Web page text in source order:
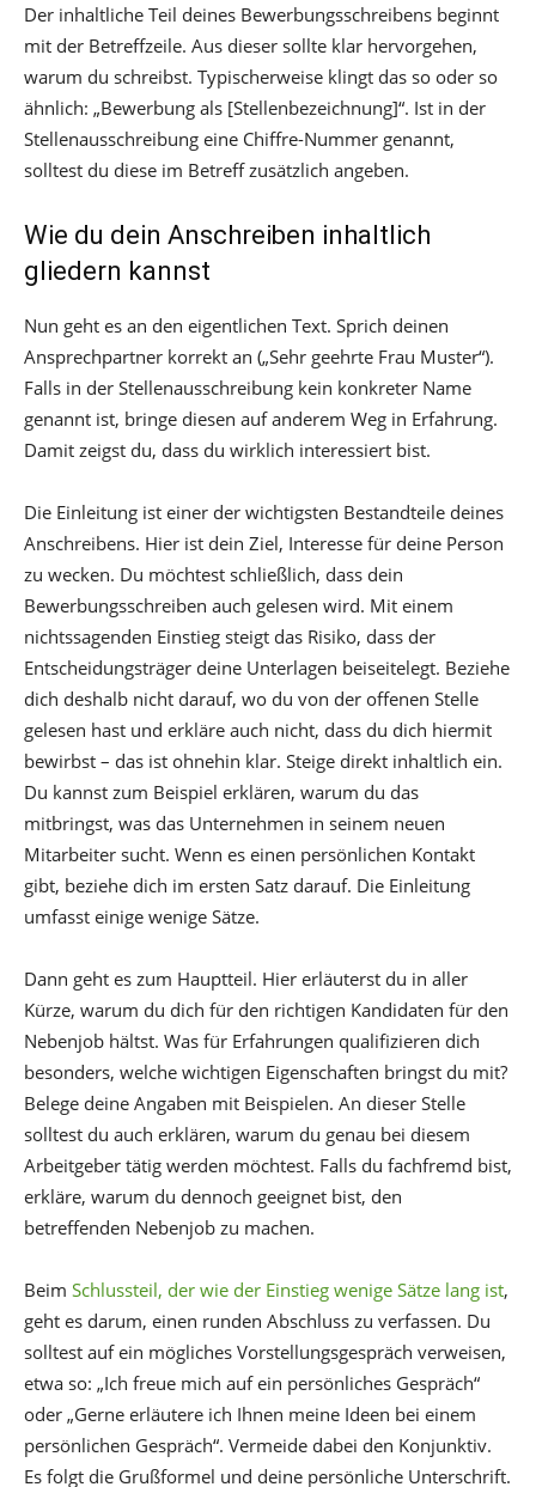
Der inhaltliche Teil deines Bewerbungsschreibens beginnt
mit der Betreffzeile. Aus dieser sollte klar hervorgehen,
warum du schreibst. Typischerweise klingt das so oder so
ähnlich: „Bewerbung als [Stellenbezeichnung]“. Ist in der
Stellenausschreibung eine Chiffre-Nummer genannt,
solltest du diese im Betreff zusätzlich angeben.
Wie du dein Anschreiben inhaltlich
gliedern kannst
Nun geht es an den eigentlichen Text. Sprich deinen
Ansprechpartner korrekt an („Sehr geehrte Frau Muster“).
Falls in der Stellenausschreibung kein konkreter Name
genannt ist, bringe diesen auf anderem Weg in Erfahrung.
Damit zeigst du, dass du wirklich interessiert bist.
Die Einleitung ist einer der wichtigsten Bestandteile deines
Anschreibens. Hier ist dein Ziel, Interesse für deine Person
zu wecken. Du möchtest schließlich, dass dein
Bewerbungsschreiben auch gelesen wird. Mit einem
nichtssagenden Einstieg steigt das Risiko, dass der
Entscheidungsträger deine Unterlagen beiseitelegt. Beziehe
dich deshalb nicht darauf, wo du von der offenen Stelle
gelesen hast und erkläre auch nicht, dass du dich hiermit
bewirbst – das ist ohnehin klar. Steige direkt inhaltlich ein.
Du kannst zum Beispiel erklären, warum du das
mitbringst, was das Unternehmen in seinem neuen
Mitarbeiter sucht. Wenn es einen persönlichen Kontakt
gibt, beziehe dich im ersten Satz darauf. Die Einleitung
umfasst einige wenige Sätze.
Dann geht es zum Hauptteil. Hier erläuterst du in aller
Kürze, warum du dich für den richtigen Kandidaten für den
Nebenjob hältst. Was für Erfahrungen qualifizieren dich
besonders, welche wichtigen Eigenschaften bringst du mit?
Belege deine Angaben mit Beispielen. An dieser Stelle
solltest du auch erklären, warum du genau bei diesem
Arbeitgeber tätig werden möchtest. Falls du fachfremd bist,
erkläre, warum du dennoch geeignet bist, den
betreffenden Nebenjob zu machen.
Beim Schlussteil, der wie der Einstieg wenige Sätze lang ist,
geht es darum, einen runden Abschluss zu verfassen. Du
solltest auf ein mögliches Vorstellungsgespräch verweisen,
etwa so: „Ich freue mich auf ein persönliches Gespräch“
oder „Gerne erläutere ich Ihnen meine Ideen bei einem
persönlichen Gespräch“. Vermeide dabei den Konjunktiv.
Es folgt die Grußformel und deine persönliche Unterschrift.